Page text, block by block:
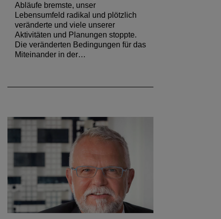
Abläufe bremste, unser
Lebensumfeld radikal und plötzlich
veränderte und viele unserer
Aktivitäten und Planungen stoppte.
Die veränderten Bedingungen für das
Miteinander in der…